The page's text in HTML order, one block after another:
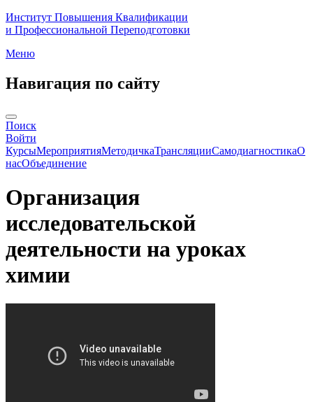
Институт Повышения Квалификации
и Профессиональной Переподготовки
Меню
Навигация по сайту
Поиск
Войти
КурсыМероприятияМетодичкаТрансляцииСамодиагностикаО
насОбъединение
Организация
исследовательской
деятельности на уроках
химии